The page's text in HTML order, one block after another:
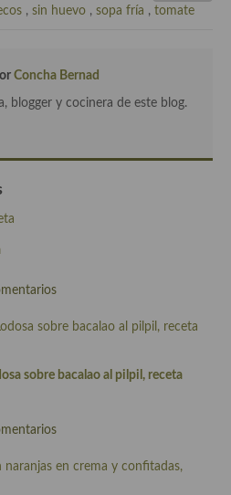
, sin huevo , sopa fría , tomate
Concha Bernad
blogger y cocinera de este blog.
sobre bacalao al pilpil, receta